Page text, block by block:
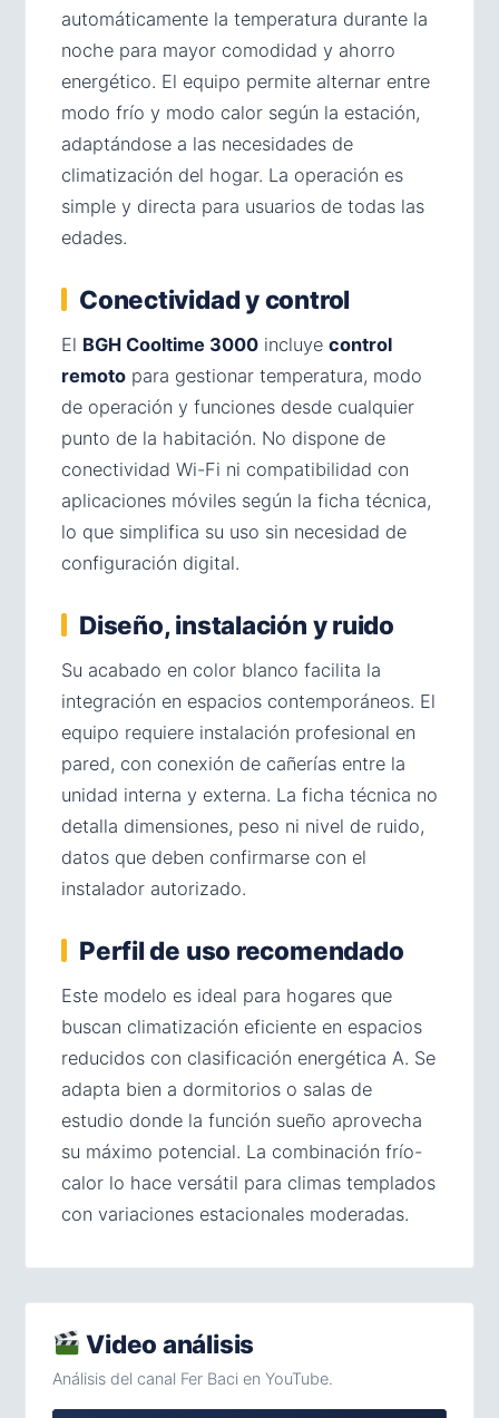
automáticamente la temperatura durante la
noche para mayor comodidad y ahorro
energético. El equipo permite alternar entre
modo frío y modo calor según la estación,
adaptándose a las necesidades de
climatización del hogar. La operación es
simple y directa para usuarios de todas las
edades.
Conectividad y control
El BGH Cooltime 3000 incluye control
remoto para gestionar temperatura, modo
de operación y funciones desde cualquier
punto de la habitación. No dispone de
conectividad Wi-Fi ni compatibilidad con
aplicaciones móviles según la ficha técnica,
lo que simplifica su uso sin necesidad de
configuración digital.
Diseño, instalación y ruido
Su acabado en color blanco facilita la
integración en espacios contemporáneos. El
equipo requiere instalación profesional en
pared, con conexión de cañerías entre la
unidad interna y externa. La ficha técnica no
detalla dimensiones, peso ni nivel de ruido,
datos que deben confirmarse con el
instalador autorizado.
Perfil de uso recomendado
Este modelo es ideal para hogares que
buscan climatización eficiente en espacios
reducidos con clasificación energética A. Se
adapta bien a dormitorios o salas de
estudio donde la función sueño aprovecha
su máximo potencial. La combinación frío-
calor lo hace versátil para climas templados
con variaciones estacionales moderadas.
Video análisis
Análisis del canal Fer Baci en YouTube.